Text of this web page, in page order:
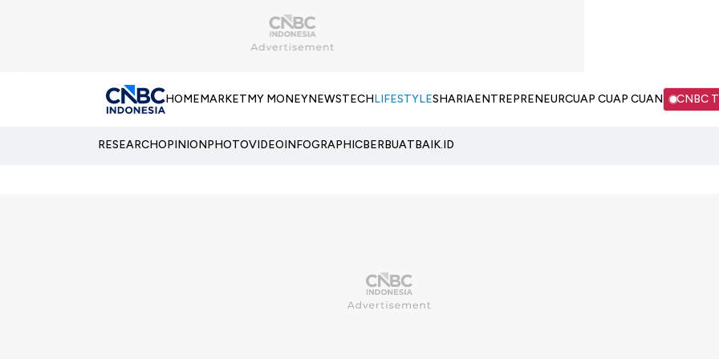
HOMEMARKETMY MONEYNEWSTECHLIFESTYLESHARIAENTREPRENEURCUAP CUAP CUAN CNBC
RESEARCHOPINIONPHOTOVIDEOINFOGRAPHICBERBUATBAIK.ID